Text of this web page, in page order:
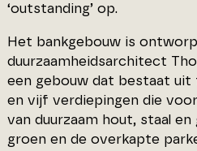
‘outstanding’ op.
Het bankgebouw is
duurzaamheidsarchitect
een gebouw dat bestaat uit
en vijf verdiepingen die
van duurzaam hout, staal en
groen en de overkapte